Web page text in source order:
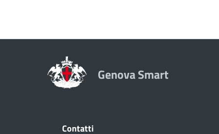
Genova Smart
Contatti